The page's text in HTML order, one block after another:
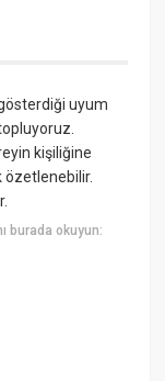
gösterdiği uyum
kişiliğine
özetlenebilir.
burada okuyun: